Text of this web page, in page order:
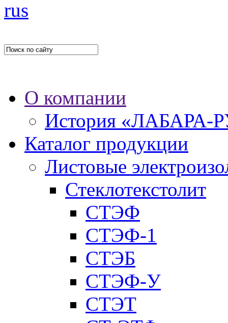
О компании
История «ЛАБАРА-
Каталог продукции
Листовые
Стеклотекстолит
СТЭФ
СТЭФ-1
СТЭБ
СТЭФ-У
СТЭТ